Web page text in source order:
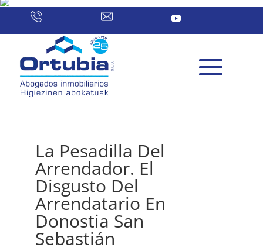
La Pesadilla Del
Arrendador. El
Disgusto Del
Arrendatario En
Donostia San
Sebastián